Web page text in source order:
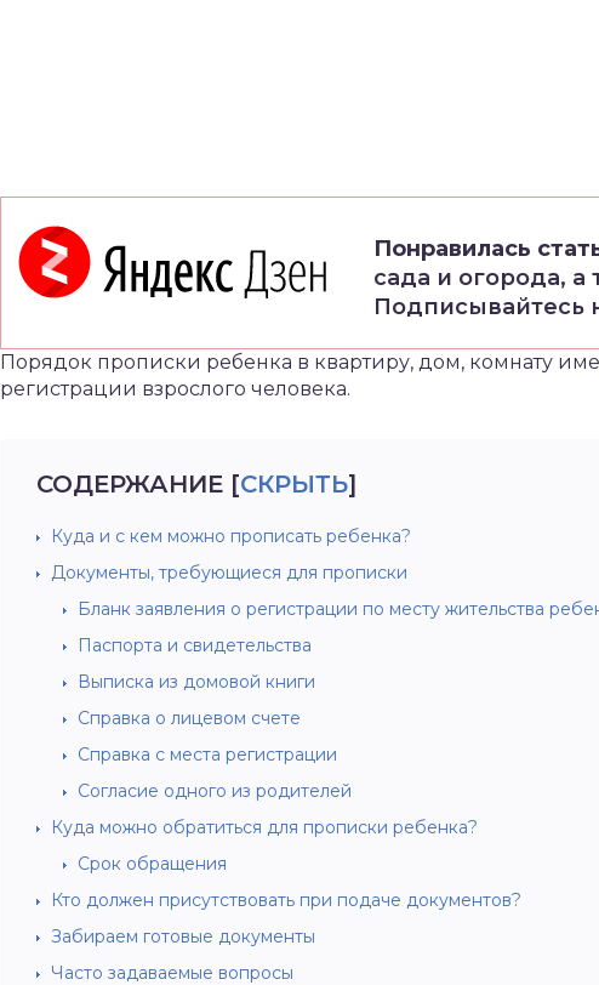
Понравилась
сада и огорода,
Подписывайтесь
Порядок прописки ребенка в квартиру, дом, комнату
регистрации взрослого человека.
СОДЕРЖАНИЕ [СКРЫТЬ]
Куда и с кем можно прописать ребенка?
Документы, требующиеся для прописки
Бланк заявления о регистрации по месту жительства
Паспорта и свидетельства
Выписка из домовой книги
Справка о лицевом счете
Справка с места регистрации
Согласие одного из родителей
Куда можно обратиться для прописки ребенка?
Срок обращения
Кто должен присутствовать при подаче документов?
Забираем готовые документы
Часто задаваемые вопросы